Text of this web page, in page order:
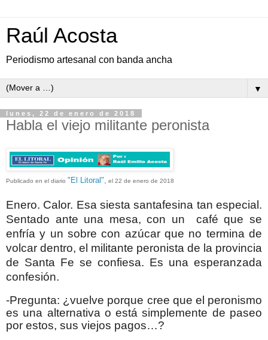
Raúl Acosta
Periodismo artesanal con banda ancha
▼
lunes, 22 de enero de 2018
Habla el viejo militante peronista
Publicado en el diario "El Litoral", el 22 de enero de 2018
Enero. Calor. Esa siesta santafesina tan especial.
Sentado ante una mesa, con un café que se
enfría y un sobre con azúcar que no termina de
volcar dentro, el militante peronista de la provincia
de Santa Fe se confiesa. Es una esperanzada
confesión.
-Pregunta: ¿vuelve porque cree que el peronismo
es una alternativa o está simplemente de paseo
por estos, sus viejos pagos…?